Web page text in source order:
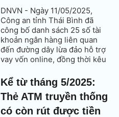
DNVN - Ngày 11/05/2025,
Công an tỉnh Thái Bình đã
công bố danh sách 25 số tài
khoản ngân hàng liên quan
đến đường dây lừa đảo hỗ trợ
vay vốn online, đồng thời kêu
tiền đến các tài khoản này
khẩn trương liên hệ cơ quan
chức năng để phối hợp xử lý.
Kể từ tháng 5/2025:
Thẻ ATM truyền thống
có còn rút được tiền